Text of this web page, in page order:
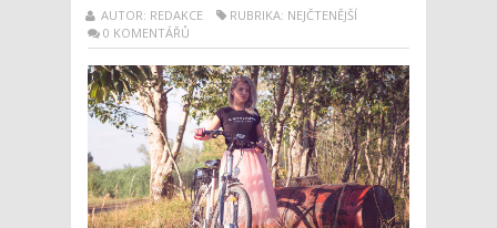
AUTOR: REDAKCE
RUBRIKA: NEJČTENĚJŠÍ
0 KOMENTÁŘŮ